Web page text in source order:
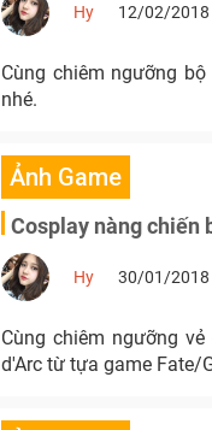
Hy 12/02/2018
Cùng chiêm ngưỡng
nhé.
Ảnh Game
Cosplay nàng chiến
Hy 30/01/2018
Cùng chiêm ngưỡng
d'Arc từ tựa game Fate/